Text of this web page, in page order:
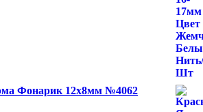
Фонарик 12x8мм №4062